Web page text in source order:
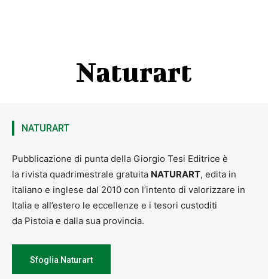
Naturart
NATURART
Pubblicazione di punta della Giorgio Tesi Editrice è
la rivista quadrimestrale gratuita NATURART, edita in
italiano e inglese dal 2010 con l’intento di valorizzare in
Italia e all’estero le eccellenze e i tesori custoditi
da Pistoia e dalla sua provincia.
Sfoglia Naturart